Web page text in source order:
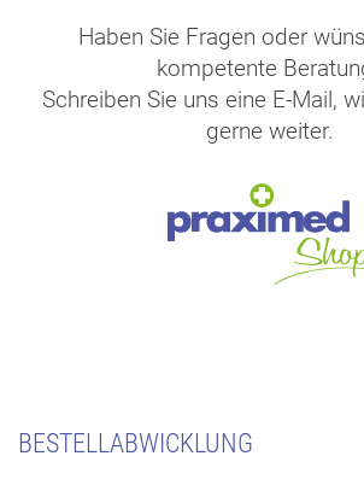
Haben Sie Fragen oder
kompetente
Schreiben Sie uns eine E-Mail,
gerne weiter.
BESTELLABWICKLUNG